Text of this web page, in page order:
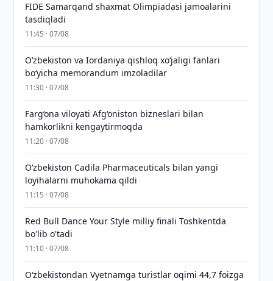
FIDE Samarqand shaxmat Olimpiadasi jamoalarini
tasdiqladi
11:45 · 07/08
Oʻzbekiston va Iordaniya qishloq xoʻjaligi fanlari
boʻyicha memorandum imzoladilar
11:30 · 07/08
Farg‘ona viloyati Afg‘oniston bizneslari bilan
hamkorlikni kengaytirmoqda
11:20 · 07/08
Oʻzbekiston Cadila Pharmaceuticals bilan yangi
loyihalarni muhokama qildi
11:15 · 07/08
Red Bull Dance Your Style milliy finali Toshkentda
bo'lib o'tadi
11:10 · 07/08
O‘zbekistondan Vyetnamga turistlar oqimi 44,7 foizga